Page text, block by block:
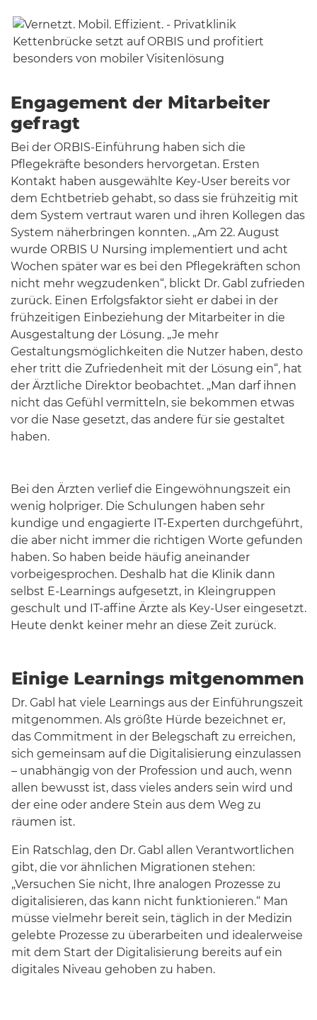
Engagement der Mitarbeiter
gefragt
Bei der ORBIS-Einführung haben sich die
Pflegekräfte besonders hervorgetan. Ersten
Kontakt haben ausgewählte Key-User bereits vor
dem Echtbetrieb gehabt, so dass sie frühzeitig mit
dem System vertraut waren und ihren Kollegen das
System näherbringen konnten. „Am 22. August
wurde ORBIS U Nursing implementiert und acht
Wochen später war es bei den Pflegekräften schon
nicht mehr wegzudenken“, blickt Dr. Gabl zufrieden
zurück. Einen Erfolgsfaktor sieht er dabei in der
frühzeitigen Einbeziehung der Mitarbeiter in die
Ausgestaltung der Lösung. „Je mehr
Gestaltungsmöglichkeiten die Nutzer haben, desto
eher tritt die Zufriedenheit mit der Lösung ein“, hat
der Ärztliche Direktor beobachtet. „Man darf ihnen
nicht das Gefühl vermitteln, sie bekommen etwas
vor die Nase gesetzt, das andere für sie gestaltet
haben.
Bei den Ärzten verlief die Eingewöhnungszeit ein
wenig holpriger. Die Schulungen haben sehr
kundige und engagierte IT-Experten durchgeführt,
die aber nicht immer die richtigen Worte gefunden
haben. So haben beide häufig aneinander
vorbeigesprochen. Deshalb hat die Klinik dann
selbst E-Learnings aufgesetzt, in Kleingruppen
geschult und IT-affine Ärzte als Key-User eingesetzt.
Heute denkt keiner mehr an diese Zeit zurück.
Einige Learnings mitgenommen
Dr. Gabl hat viele Learnings aus der Einführungszeit
mitgenommen. Als größte Hürde bezeichnet er,
das Commitment in der Belegschaft zu erreichen,
sich gemeinsam auf die Digitalisierung einzulassen
– unabhängig von der Profession und auch, wenn
allen bewusst ist, dass vieles anders sein wird und
der eine oder andere Stein aus dem Weg zu
räumen ist.
Ein Ratschlag, den Dr. Gabl allen Verantwortlichen
gibt, die vor ähnlichen Migrationen stehen:
„Versuchen Sie nicht, Ihre analogen Prozesse zu
digitalisieren, das kann nicht funktionieren.“ Man
müsse vielmehr bereit sein, täglich in der Medizin
gelebte Prozesse zu überarbeiten und idealerweise
mit dem Start der Digitalisierung bereits auf ein
digitales Niveau gehoben zu haben.